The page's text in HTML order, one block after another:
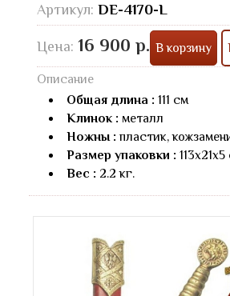
Артикул: DE-4170-L
Цена: 16 900 р. В корзину
Описание
Общая длина : 111 см
Клинок : металл
Ножны : пластик,
Размер упаковки :
Вес : 2.2 кг.